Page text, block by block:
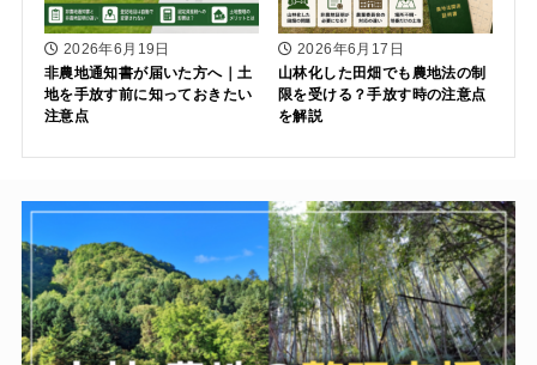
2026年6月19日
非農地通知書が届いた方へ｜土
地を手放す前に知っておきたい
注意点
2026年6月17日
山林化した田畑でも農地法の制
限を受ける？手放す時の注意点
を解説